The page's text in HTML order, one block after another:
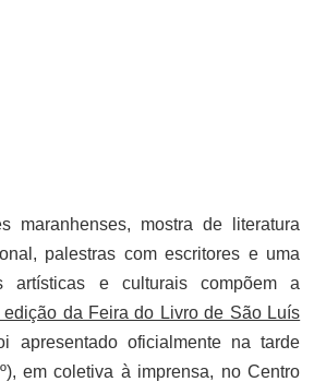
maranhenses, mostra de literatura
palestras com escritores e uma
artísticas e culturais compõem a
edição da Feira do Livro de São Luís
apresentado oficialmente na tarde
em coletiva à imprensa, no Centro